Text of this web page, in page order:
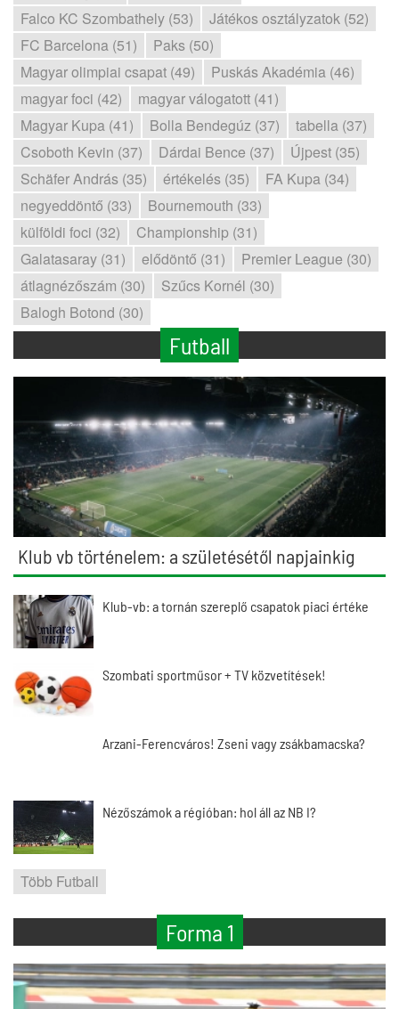
Falco KC Szombathely (53)
Játékos osztályzatok (52)
FC Barcelona (51)
Paks (50)
Magyar olimpiai csapat (49)
Puskás Akadémia (46)
magyar foci (42)
magyar válogatott (41)
Magyar Kupa (41)
Bolla Bendegúz (37)
tabella (37)
Csoboth Kevin (37)
Dárdai Bence (37)
Újpest (35)
Schäfer András (35)
értékelés (35)
FA Kupa (34)
negyeddöntő (33)
Bournemouth (33)
külföldi foci (32)
Championship (31)
Galatasaray (31)
elődöntő (31)
Premier League (30)
átlagnézőszám (30)
Szűcs Kornél (30)
Balogh Botond (30)
Futball
Klub vb történelem: a születésétől napjainkig
Klub-vb: a tornán szereplő csapatok piaci értéke
Szombati sportműsor + TV közvetítések!
Arzani-Ferencváros! Zseni vagy zsákbamacska?
Nézőszámok a régióban: hol áll az NB I?
Több Futball
Forma 1